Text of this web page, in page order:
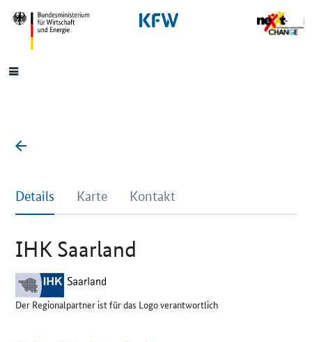
SrOnlyNavigation
Hauptmenü
Details Karte Kontakt
IHK Saarland
Der Regionalpartner ist für das Logo verantwortlich